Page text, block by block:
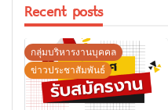
Recent posts
กลุ่มบริหารงานบุคคล
ข่าวประชาสัมพันธ์